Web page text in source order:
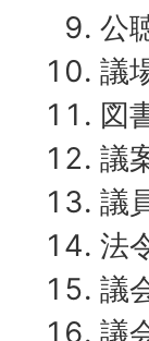
公
議
図
議
議
法
議
議